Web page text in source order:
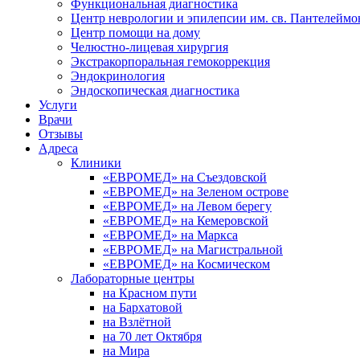
Функциональная диагностика
Центр неврологии и эпилепсии им. св.
Центр помощи на дому
Челюстно-лицевая хирургия
Экстракорпоральная гемокоррекция
Эндокринология
Эндоскопическая диагностика
Услуги
Врачи
Отзывы
Адреса
Клиники
«ЕВРОМЕД» на Съездовской
«ЕВРОМЕД» на Зеленом острове
«ЕВРОМЕД» на Левом берегу
«ЕВРОМЕД» на Кемеровской
«ЕВРОМЕД» на Маркса
«ЕВРОМЕД» на Магистральной
«ЕВРОМЕД» на Космическом
Лабораторные центры
на Красном пути
на Бархатовой
на Взлётной
на 70 лет Октября
на Мира